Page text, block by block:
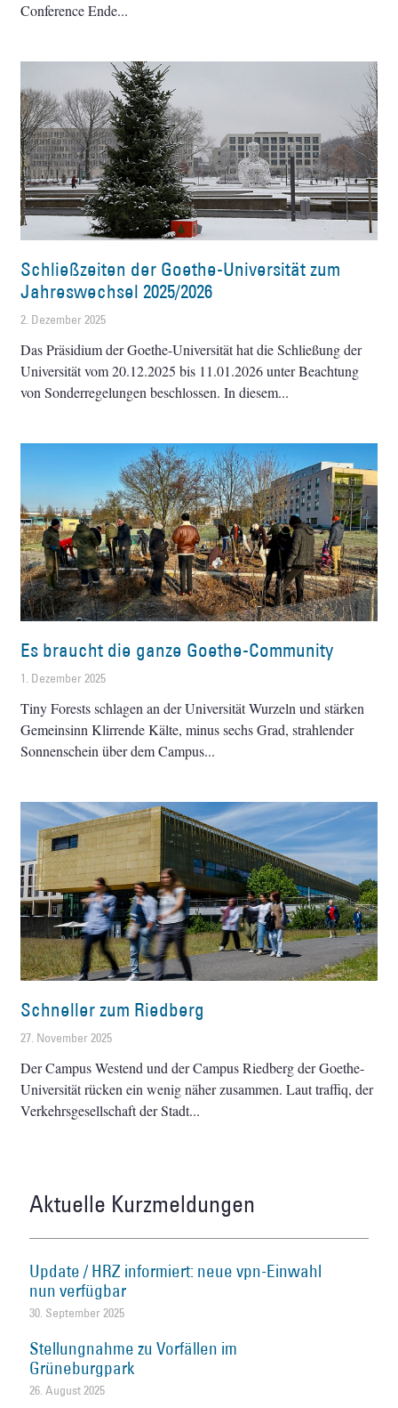
Conference Ende
Schließzeiten der Goethe-Universität zum
Jahreswechsel 2025/2026
2. Dezember 2025
Das Präsidium der Goethe-Universität hat die Schließung der
Universität vom 20.12.2025 bis 11.01.2026 unter Beachtung
von Sonderregelungen beschlossen. In diesem
Es braucht die ganze Goethe-Community
1. Dezember 2025
Tiny Forests schlagen an der Universität Wurzeln und stärken
Gemeinsinn Klirrende Kälte, minus sechs Grad, strahlender
Sonnenschein über dem Campus
Schneller zum Riedberg
27. November 2025
Der Campus Westend und der Campus Riedberg der Goethe-
Universität rücken ein wenig näher zusammen. Laut traffiq, der
Verkehrsgesellschaft der Stadt
Aktuelle Kurzmeldungen
Update / HRZ informiert: neue vpn-Einwahl
nun verfügbar
30. September 2025
Stellungnahme zu Vorfällen im
Grüneburgpark
26. August 2025